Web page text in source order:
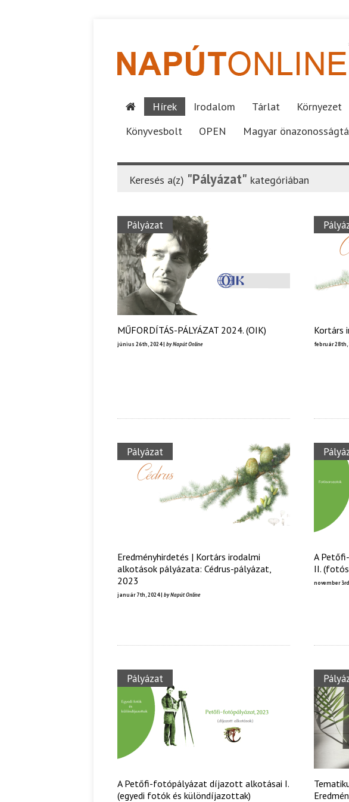
Hírek Irodalom Tárlat Környezet
Könyvesbolt
OPEN Magyar
Keresés a(z) "Pályázat" kategóriában
Pályázat
MŰFORDÍTÁS-PÁLYÁZAT 2024. (OIK)
június 26th, 2024 | by Napút Online
Kortárs
február 28th,
Pályázat
Eredményhirdetés | Kortárs irodalmi
alkotások pályázata: Cédrus-pályázat,
2023
január 7th, 2024 | by Napút Online
A
II.
november
Pályázat
A Petőfi-fotópályázat díjazott alkotásai I.
(egyedi fotók és különdíjazottak)